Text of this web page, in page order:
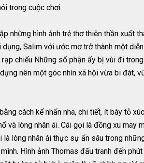
trong cuộc chơi.
những hình ảnh trẻ thơ thiên thần xuất
dụng, Salim với ước mơ trở thành một
chiếu Những số phận ấy bị vùi đi
nên một góc nhìn xã hội vừa bi đát,
cách kể nhẩn nha, chi tiết, ít bày tỏ
và lòng nhân ái. Cái gọi là đồng xu
lòng nhân ái thực sự ẩn sâu trong
Hình ảnh Thomas đấu tranh đến